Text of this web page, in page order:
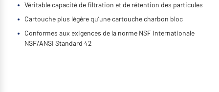
Véritable capacité de filtration et de rétention des particules
Cartouche plus légère qu’une cartouche charbon bloc
Conformes aux exigences de la norme NSF Internationale
NSF/ANSI Standard 42